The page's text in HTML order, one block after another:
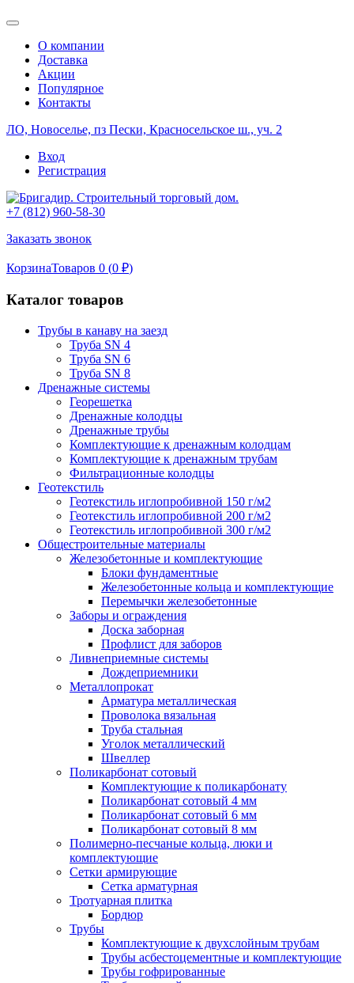
О компании
Доставка
Акции
Популярное
Контакты
ЛО, Новоселье, пз Пески, Красносельское ш., уч. 2
Вход
Регистрация
+7 (812) 960-58-30
Заказать звонок
КорзинаТоваров 0 (0 ₽)
Каталог товаров
Трубы в канаву на заезд
Труба SN 4
Труба SN 6
Труба SN 8
Дренажные системы
Георешетка
Дренажные колодцы
Дренажные трубы
Комплектующие к дренажным колодцам
Комплектующие к дренажным трубам
Фильтрационные колодцы
Геотекстиль
Геотекстиль иглопробивной 150 г/м2
Геотекстиль иглопробивной 200 г/м2
Геотекстиль иглопробивной 300 г/м2
Общестроительные материалы
Железобетонные и комплектующие
Блоки фундаментные
Железобетонные кольца и комплектующие
Перемычки железобетонные
Заборы и ограждения
Доска заборная
Профлист для заборов
Ливнеприемные системы
Дождеприемники
Металлопрокат
Арматура металлическая
Проволока вязальная
Труба стальная
Уголок металлический
Швеллер
Поликарбонат сотовый
Комплектующие к поликарбонату
Поликарбонат сотовый 4 мм
Поликарбонат сотовый 6 мм
Поликарбонат сотовый 8 мм
Полимерно-песчаные кольца, люки и
комплектующие
Сетки армирующие
Сетка арматурная
Тротуарная плитка
Бордюр
Трубы
Комплектующие к двухслойным трубам
Трубы асбестоцементные и комплектующие
Трубы гофрированные